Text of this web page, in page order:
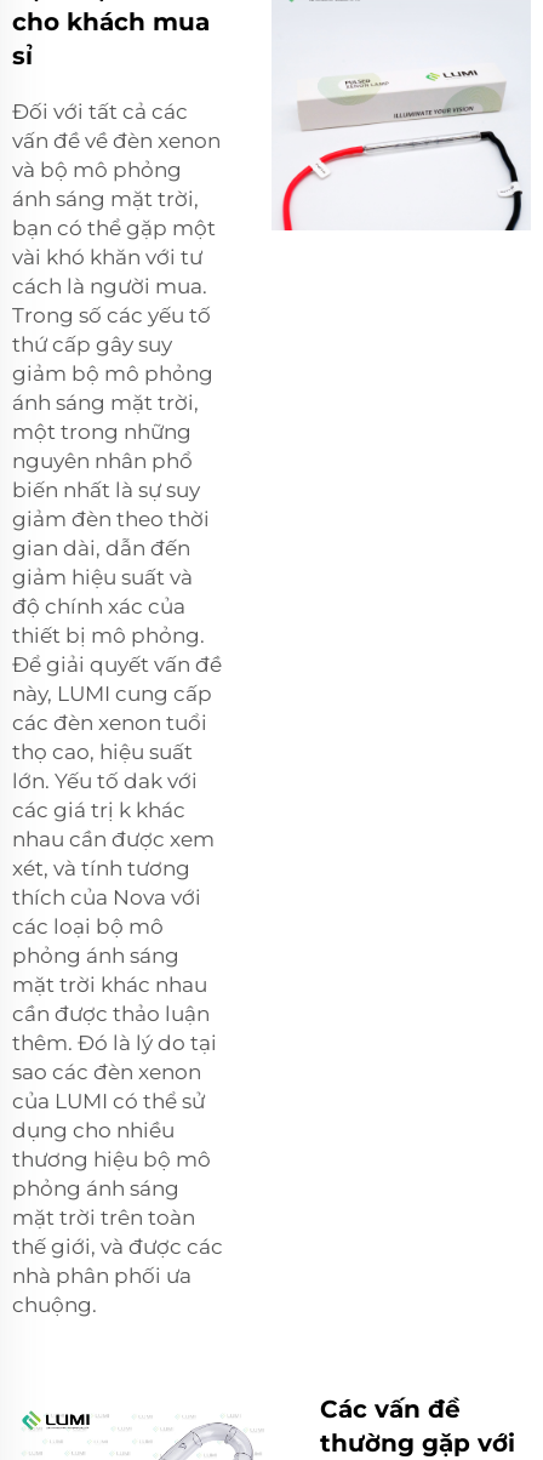
cho khách mua
sỉ
Đối với tất cả các
vấn đề về đèn xenon
và bộ mô phỏng
ánh sáng mặt trời,
bạn có thể gặp một
vài khó khăn với tư
cách là người mua.
Trong số các yếu tố
thứ cấp gây suy
giảm bộ mô phỏng
ánh sáng mặt trời,
một trong những
nguyên nhân phổ
biến nhất là sự suy
giảm đèn theo thời
gian dài, dẫn đến
giảm hiệu suất và
độ chính xác của
thiết bị mô phỏng.
Để giải quyết vấn đề
này, LUMI cung cấp
các đèn xenon tuổi
thọ cao, hiệu suất
lớn. Yếu tố dak với
các giá trị k khác
nhau cần được xem
xét, và tính tương
thích của Nova với
các loại bộ mô
phỏng ánh sáng
mặt trời khác nhau
cần được thảo luận
thêm. Đó là lý do tại
sao các đèn xenon
của LUMI có thể sử
dụng cho nhiều
thương hiệu bộ mô
phỏng ánh sáng
mặt trời trên toàn
thế giới, và được các
nhà phân phối ưa
chuộng.
Các vấn đề
thường gặp với